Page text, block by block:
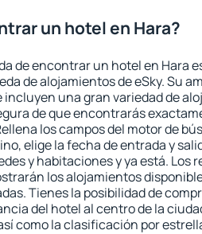
un hotel en Hara?
de encontrar un hotel en Hara
de alojamientos de eSky. Su
incluyen una gran variedad de
de que encontrarás
los campos del motor de
elige la fecha de entrada y
y habitaciones y ya está. Los
los alojamientos
Tienes la posibilidad de
del hotel al centro de la
como la clasificación por